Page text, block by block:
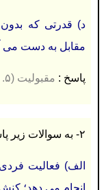
د) قدرتی كه
مقابل به دست
پاسخ : مقبولیت (۰.۵)
۲- به سوالات زیر پاسخ کوتاه دهید. (۲ نمره)
الف) فعاليت